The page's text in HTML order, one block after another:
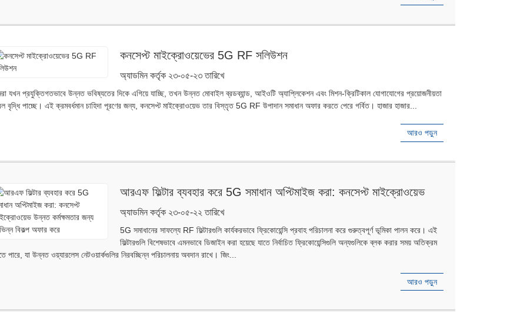
কনসেপ্ট মাইক্রোওয়েভের 5G RF সলিউশন
অ্যাডমিন কর্তৃক ২৩-০৫-২৩ তারিখে
যখন প্রযুক্তিগতভাবে উন্নত ভবিষ্যতের দিকে এগিয়ে যাচ্ছি, তখন উন্নত মোবাইল ব্রডব্যান্ড, আইওটি অ্যাপ্লিকেশন এবং মিশন-ক্রিটিকাল যোগাযোগের প্রয়োজনীয়তা
বৃদ্ধি পাচ্ছে। এই ক্রমবর্ধমান চাহিদা পূরণের জন্য, কনসেপ্ট মাইক্রোওয়েভ তার বিস্তৃত 5G RF উপাদান সমাধান অফার করতে পেরে গর্বিত। হাজার হাজার...
আরও পড়ুন
আরএফ ফিল্টার ব্যবহার করে 5G সমাধান অপ্টিমাইজ করা: কনসেপ্ট মাইক্রোওয়েভ
উন্নত কর্মক্ষমতার জন্য বিভিন্ন বিকল্প অফার করে
অ্যাডমিন কর্তৃক ২৩-০৫-২২ তারিখে
5G সমাধানের সাফল্যে RF ফিল্টারগুলি কার্যকরভাবে ফ্রিকোয়েন্সি প্রবাহ পরিচালনা করে গুরুত্বপূর্ণ ভূমিকা পালন করে। এই
ফিল্টারগুলি বিশেষভাবে এমনভাবে ডিজাইন করা হয়েছে যাতে নির্বাচিত ফ্রিকোয়েন্সিগুলি অন্যগুলিকে ব্লক করার সময় অতিক্রম
পারে, যা উন্নত ওয়্যারলেস নেটওয়ার্কগুলির নিরবচ্ছিন্ন পরিচালনায় অবদান রাখে। জিং...
আরও পড়ুন